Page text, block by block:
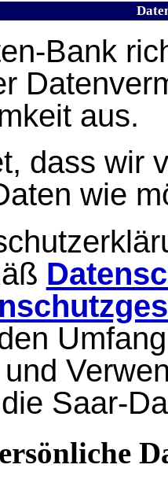
Bank
aus.
dass wir
wie
Saar-